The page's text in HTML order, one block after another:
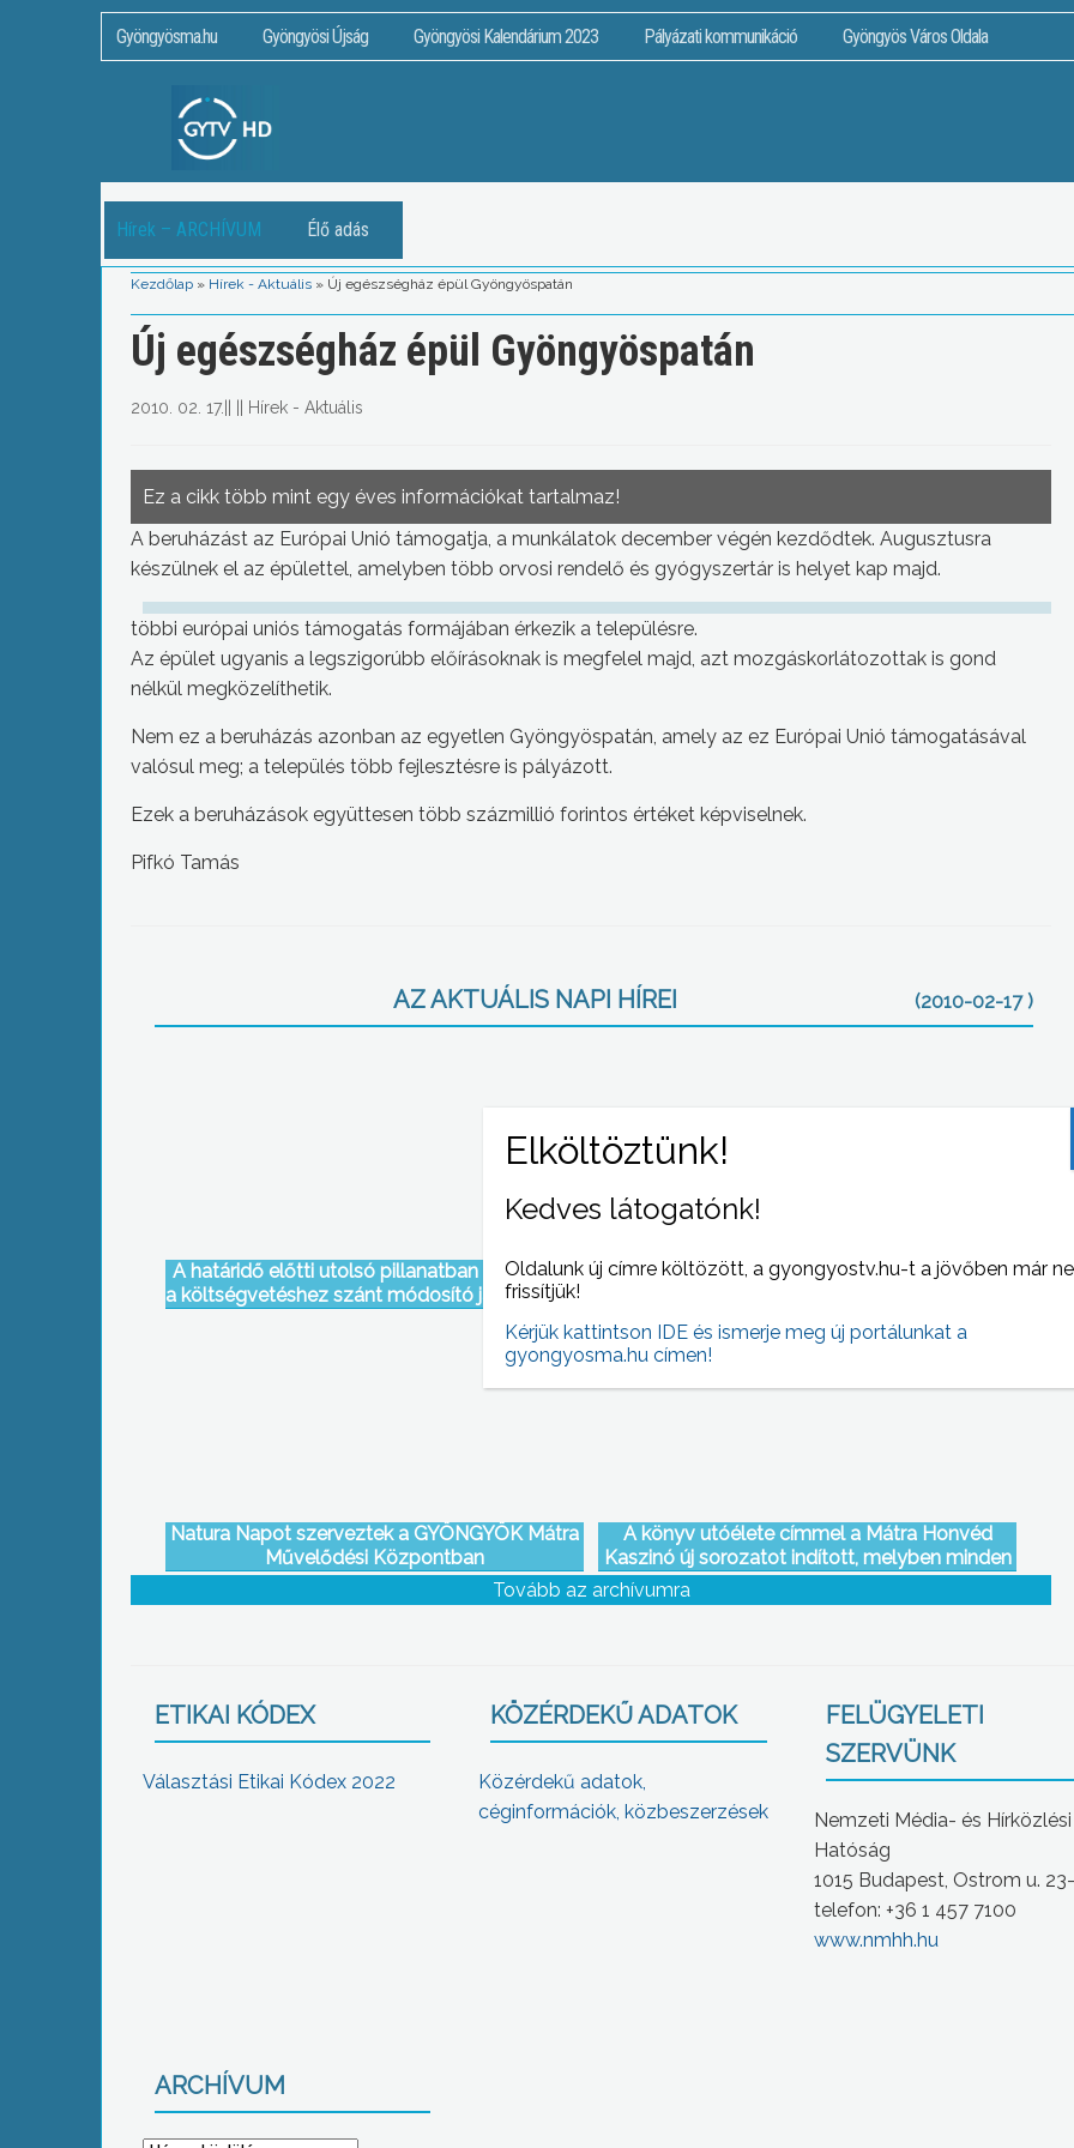
Gyöngyösma.hu Gyöngyösi Újság Gyöngyösi Kalendárium 2023 Pályázati kommunikáció Gyöngyös Város Oldala
Hírek – ARCHÍVUM Élő adás
Kezdőlap » Hírek - Aktuális » Új egészségház épül Gyöngyöspatán
Új egészségház épül Gyöngyöspatán
2010. 02. 17. Hírek - Aktuális
Ez a cikk több mint egy éves információkat tartalmaz!
A beruházást az Európai Unió támogatja, a munkálatok december végén kezdődtek. Augusztusra
készülnek el az épülettel, amelyben több orvosi rendelő és gyógyszertár is helyet kap majd.
többi európai uniós támogatás formájában érkezik a településre.
Az épület ugyanis a legszigorúbb előírásoknak is megfelel majd, azt mozgáskorlátozottak is gond
nélkül megközelíthetik.
Nem ez a beruházás azonban az egyetlen Gyöngyöspatán, amely az ez Európai Unió támogatásával
valósul meg; a település több fejlesztésre is pályázott.
Ezek a beruházások együttesen több százmillió forintos értéket képviselnek.
Pifkó Tamás
AZ AKTUÁLIS NAPI HÍREI (2010-02-17 )
A határidő előtti utolsó pillanatban adta közre
a költségvetéshez szánt módosító javaslatait a
Polgári Frakció, akik több nem kötelező
feladattól megszabadítanák a városi büdzsét
A földért életjáradék program folytatódik –
képviselő
Natura Napot szerveztek a GYÖNGYÖK Mátra
Művelődési Központban
A könyv utóélete címmel a Mátra Honvéd
Kaszinó új sorozatot indított, melyben minden
hónapban egy kortárs magyar költőt mutatnak
be
Tovább az archívumra
ETIKAI KÓDEX
Választási Etikai Kódex 2022
KÖZÉRDEKŰ ADATOK
Közérdekű adatok,
céginformációk, közbeszerzések
FELÜGYELETI
SZERVÜNK
Nemzeti Média- és Hírközlési
Hatóság
1015 Budapest, Ostrom u.
telefon: +36 1 457 7100
www.nmhh.hu
ARCHÍVUM
Kedves látogatónk!
Oldalunk új címre költözött, a gyongyostv.hu-t a jövőben már
frissítjük!
Kérjük kattintson IDE és ismerje meg új portálunkat a
gyongyosma.hu címen!